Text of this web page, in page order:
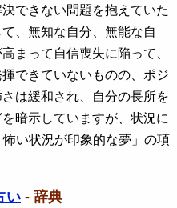
できない問題を抱えていた
、無知な自分、無能な自
まって自信喪失に陥って、
できていないものの、ポジ
は緩和され、自分の長所を
暗示していますが、状況に
い状況が印象的な夢」の項
い - 辞典